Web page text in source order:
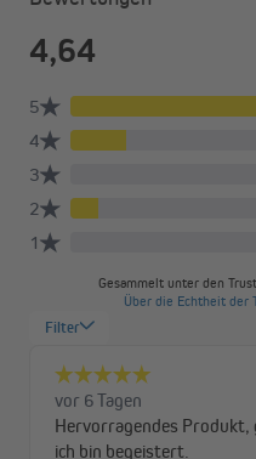
Hochwertiger
Die Matten eignen sich ideal
Schaufenster, Sportanlagen,
Schütze dich vor lästigen
Sonneneinstrahlung – und